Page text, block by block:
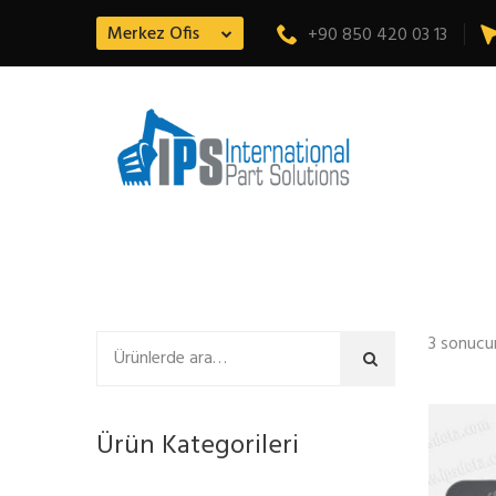
Merkez Ofis +90 850 420 03 13
3
Ara
Ürün Kategorileri